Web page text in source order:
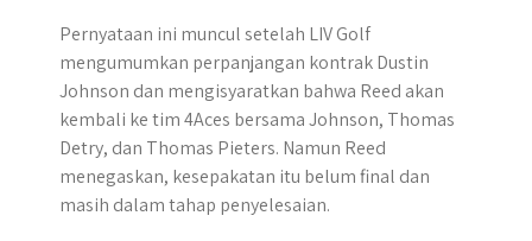
Pernyataan ini muncul setelah LIV Golf
mengumumkan perpanjangan kontrak Dustin
Johnson dan mengisyaratkan bahwa Reed akan
kembali ke tim 4Aces bersama Johnson, Thomas
Detry, dan Thomas Pieters. Namun Reed
menegaskan, kesepakatan itu belum final dan
masih dalam tahap penyelesaian.